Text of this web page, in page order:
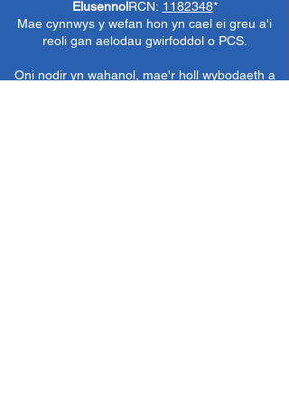
ElusennolRCN: 1182348*
Mae cynnwys y wefan hon yn cael ei greu a'i
reoli gan aelodau gwirfoddol o PCS.
Oni nodir yn wahanol, mae'r holl wybodaeth a